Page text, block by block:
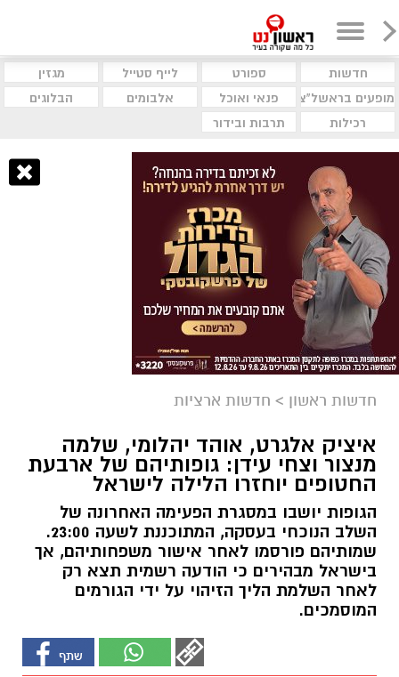
חדשות ספורט לייף סטייל
מגזין
מופעים בראשל"צ
פנאי ואוכל אלבומים
הבלוגים
רכילות
תרבות ובידור
חדשות ראשון > חדשות ארציות
איציק אלגרט, אוהד יהלומי, שלמה
מנצור וצחי עידן: גופותיהם של ארבעת
החטופים יוחזרו הלילה לישראל
הגופות יושבו במסגרת הפעימה האחרונה של
השלב הנוכחי בעסקה, המתוכננת לשעה 23:00.
שמותיהם פורסמו לאחר אישור משפחותיהם, אך
בישראל מבהירים כי הודעה רשמית תצא רק
לאחר השלמת הליך הזיהוי על ידי הגורמים
המוסמכים.